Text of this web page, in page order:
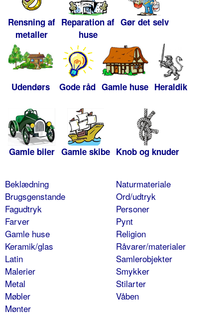
Rensning af
metaller
Reparation af
huse
Gør det selv
Udendørs Gode råd Gamle huse Heraldik
Gamle biler Gamle skibe Knob og knuder
Beklædning
Brugsgenstande
Fagudtryk
Farver
Gamle huse
Keramik/glas
Latin
Malerier
Metal
Møbler
Mønter
Naturmateriale
Ord/udtryk
Personer
Pynt
Religion
Råvarer/materialer
Samlerobjekter
Smykker
Stilarter
Våben